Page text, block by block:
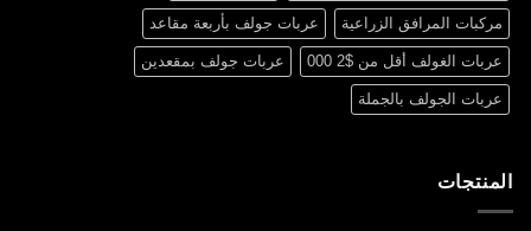
مركبات المرافق الزراعية عربات جولف بأربعة مقاعد
عربات الغولف أقل من $2 000 عربات جولف بمقعدين
عربات الجولف بالجملة
المنتجات